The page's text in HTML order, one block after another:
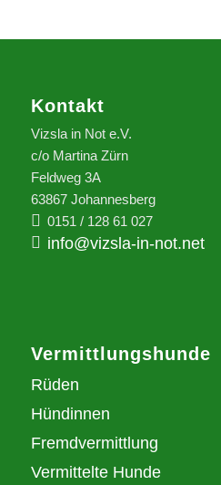
Kontakt
Vizsla in Not e.V.
c/o Martina Zürn
Feldweg 3A
63867 Johannesberg
0151 / 128 61 027
info@vizsla-in-not.net
Vermittlungshunde
Rüden
Hündinnen
Fremdvermittlung
Vermittelte Hunde